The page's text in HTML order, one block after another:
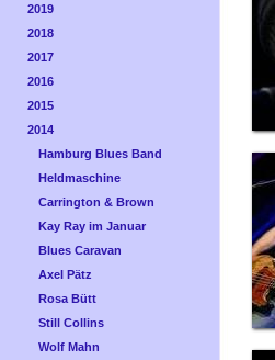
2019
2018
2017
2016
2015
2014
Hamburg Blues Band
Heldmaschine
Carrington & Brown
Kay Ray im Januar
Blues Caravan
Axel Pätz
Rosa Bütt
Still Collins
Wolf Mahn